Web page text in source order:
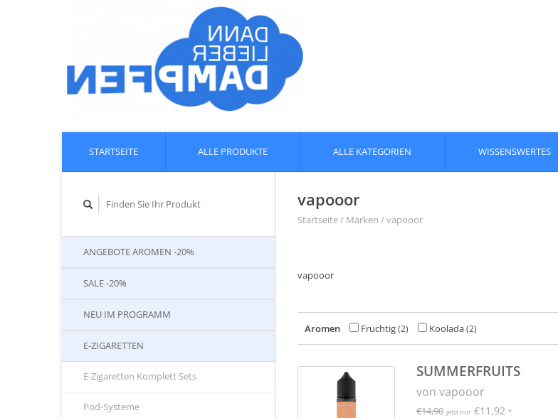
STARTSEITE ALLE PRODUKTE ALLE KATEGORIEN WISSENSWERTES
ANGEBOTE AROMEN -20%
SALE -20%
NEU IM PROGRAMM
E-ZIGARETTEN
E-Zigaretten Komplett Sets
Pod-Systeme
vapooor
Startseite/ Marken /vapooor
vapooor
Aromen Fruchtig(2) Koolada(2)
SUMMERFRUITS
von vapooor
€14,90 jetzt nur €11,92 *